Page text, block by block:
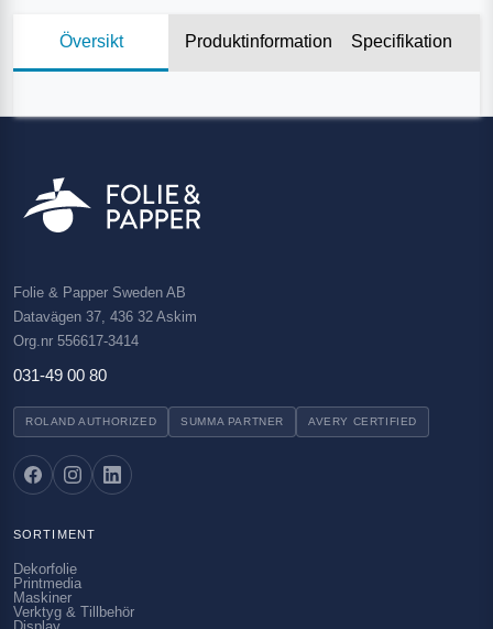
Översikt Produktinformation Specifikation
Folie & Papper Sweden AB
Datavägen 37, 436 32 Askim
Org.nr 556617-3414
031-49 00 80
ROLAND AUTHORIZED SUMMA PARTNER AVERY CERTIFIED
SORTIMENT
Dekorfolie
Printmedia
Maskiner
Verktyg & Tillbehör